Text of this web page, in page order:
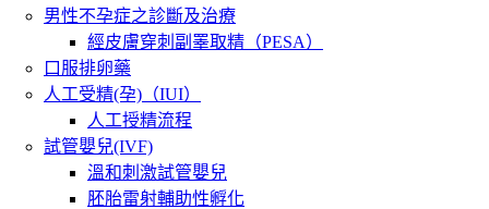
男性不孕症之診斷及治療
經皮膚穿刺副睪取精（PESA）
口服排卵藥
人工受精(孕)（IUI）
人工授精流程
試管嬰兒(IVF)
溫和刺激試管嬰兒
胚胎雷射輔助性孵化